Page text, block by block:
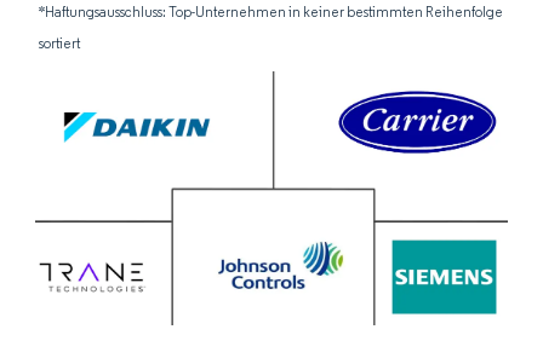
*Haftungsausschluss: Top-Unternehmen in keiner bestimmten Reihenfolge
sortiert